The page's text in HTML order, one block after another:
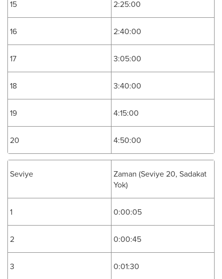
15 2:25:00
16 2:40:00
17 3:05:00
18 3:40:00
19 4:15:00
20 4:50:00
Seviye
Zaman (Seviye 20, Sadakat
Yok)
1 0:00:05
2 0:00:45
3 0:01:30